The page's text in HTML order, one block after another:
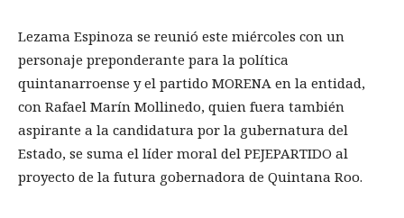
Lezama Espinoza se reunió este miércoles con un
personaje preponderante para la política
quintanarroense y el partido MORENA en la entidad,
con Rafael Marín Mollinedo, quien fuera también
aspirante a la candidatura por la gubernatura del
Estado, se suma el líder moral del PEJEPARTIDO al
proyecto de la futura gobernadora de Quintana Roo.